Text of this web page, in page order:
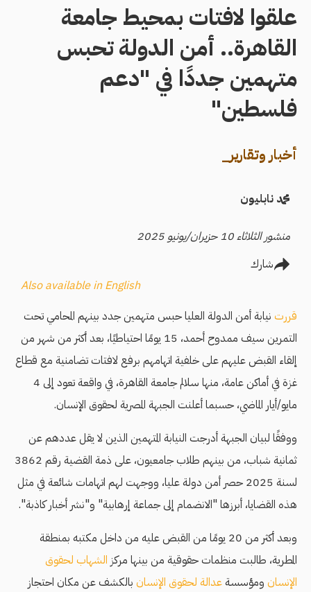
علقوا لافتات بمحيط جامعة
القاهرة.. أمن الدولة تحبس
متهمين جددًا في "دعم
فلسطين"
أخبار وتقارير_
محمد نابليون
منشور الثلاثاء 10 حزيران/يونيو 2025
شارك
Also available in English
قررت نيابة أمن الدولة العليا حبس متهمين جدد بينهم المحامي تحت
التمرين سيف ممدوح أحمد، 15 يومًا احتياطيًا، بعد أكثر من شهر من
إلقاء القبض عليهم على خلفية اتهامهم برفع لافتات تضامنية مع قطاع
غزة في أماكن عامة، منها سلالم جامعة القاهرة، في واقعة تعود إلى 4
مايو/أيار الماضي، حسبما أعلنت الجبهة المصرية لحقوق الإنسان.
ووفقًا لبيان الجبهة أدرجت النيابة المتهمين الذين لا يقل عددهم عن
ثمانية شباب، من بينهم طلاب جامعيون، على ذمة القضية رقم 3862
لسنة 2025 حصر أمن دولة عليا، ووجهت لهم اتهامات شائعة في مثل
هذه القضايا، أبرزها "الانضمام إلى جماعة إرهابية" و"نشر أخبار كاذبة".
وبعد أكثر من 20 يومًا من القبض عليه من داخل مكتبه بمنطقة
المطرية، طالبت منظمات حقوقية من بينها مركز الشهاب لحقوق
الإنسان ومؤسسة عدالة لحقوق الإنسان بالكشف عن مكان احتجاز